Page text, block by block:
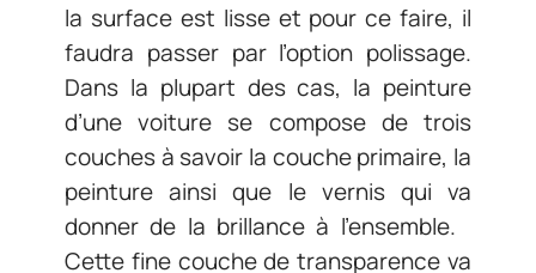
la surface est lisse et pour ce faire, il
faudra passer par l’option polissage.
Dans la plupart des cas, la peinture
d’une voiture se compose de trois
couches à savoir la couche primaire, la
peinture ainsi que le vernis qui va
donner de la brillance à l’ensemble.
Cette fine couche de transparence va